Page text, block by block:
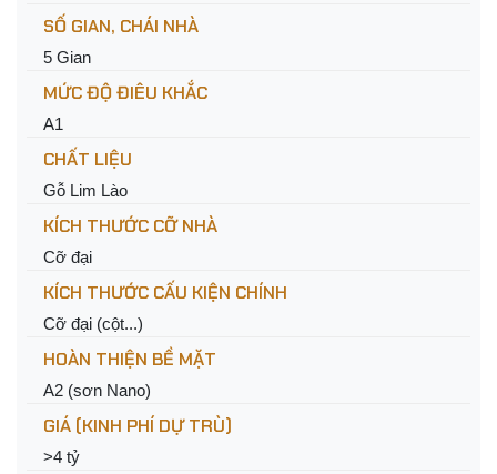
SỐ GIAN, CHÁI NHÀ
5 Gian
MỨC ĐỘ ĐIÊU KHẮC
A1
CHẤT LIỆU
Gỗ Lim Lào
KÍCH THƯỚC CỠ NHÀ
Cỡ đại
KÍCH THƯỚC CẤU KIỆN CHÍNH
Cỡ đại (cột...)
HOÀN THIỆN BỀ MẶT
A2 (sơn Nano)
GIÁ (KINH PHÍ DỰ TRÙ)
>4 tỷ